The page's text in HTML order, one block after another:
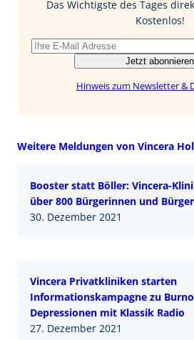
Das Wichtigste des Tages
Kostenlos!
Jetzt abonnieren
Hinweis zum Newsletter &
Weitere Meldungen von Vincera
Booster statt Böller: Vincera-
über 800 Bürgerinnen und
30. Dezember 2021
Vincera Privatkliniken starten
Informationskampagne zu
Depressionen mit Klassik Radio
27. Dezember 2021